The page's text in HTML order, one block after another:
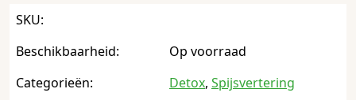
SKU:
Beschikbaarheid:
Op voorraad
Categorieën:
Detox, Spijsvertering